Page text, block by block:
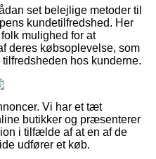
set belejlige metoder til
kundetilfredshed. Her
mulighed for at
deres købsoplevelse, som
hos kunderne.
Vi har et tæt
butikker og præsenterer
i tilfælde af at en af de
udfører et køb.